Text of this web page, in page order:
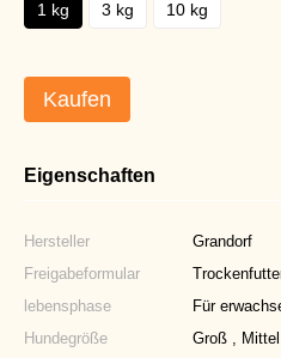
1 kg 3 kg 10 kg
Kaufen
Eigenschaften
Hersteller
Grandorf
Freigabeformular
lebensphase
Für
Hundegröße
Groß , Mittel